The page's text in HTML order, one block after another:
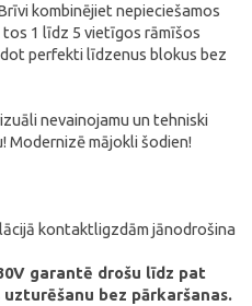
kombinējiet nepieciešamos
1 līdz 5 vietīgos rāmīšos
perfekti līdzenus blokus bez
nevainojamu un tehniski
mājokli šodien!
kontaktligzdām jānodrošina
garantē drošu līdz pat
uzturēšanu bez pārkaršanas.